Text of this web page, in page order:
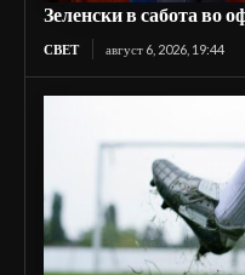
Зеленски в сабота во
СВЕТ август 6, 2026, 19:44